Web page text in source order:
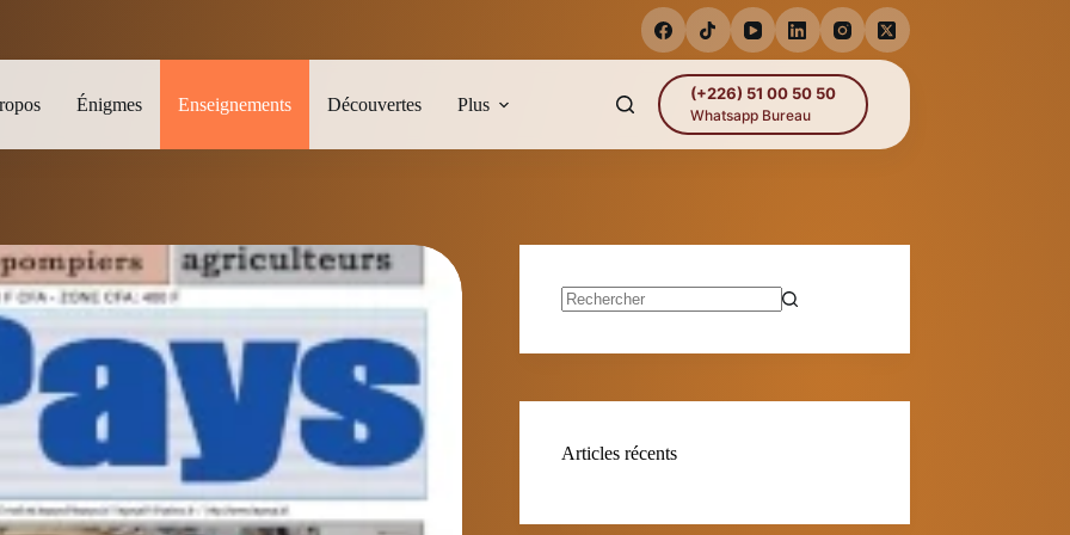
Énigmes Enseignements Découvertes Plus
(+226) 51 00 50 50
Whatsapp Bureau
Articles récents